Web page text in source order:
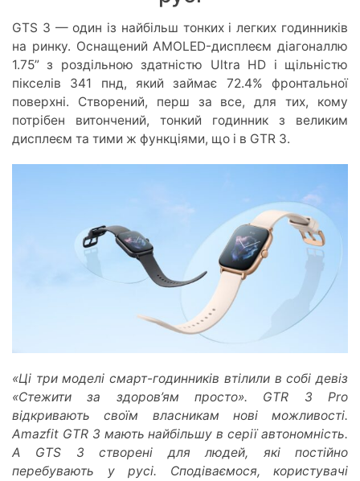
GTS 3 — один із найбільш тонких і легких годинників
на ринку. Оснащений AMOLED-дисплеєм діагоналлю
1.75” з роздільною здатністю Ultra HD і щільністю
пікселів 341 пнд, який займає 72.4% фронтальної
поверхні. Створений, перш за все, для тих, кому
потрібен витончений, тонкий годинник з великим
дисплеєм та тими ж функціями, що і в GTR 3.
«Ці три моделі смарт-годинників втілили в собі девіз
«Стежити за здоров’ям просто». GTR 3 Pro
відкривають своїм власникам нові можливості.
Amazfit GTR 3 мають найбільшу в серії автономність.
A GTS 3 створені для людей, які постійно
перебувають у русі. Сподіваємося, користувачі